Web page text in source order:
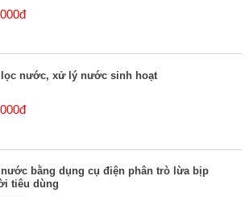
lọc nước, xử lý nước sinh hoạt
bằng dụng cụ điện phân trò lừa bịp
tiêu dùng